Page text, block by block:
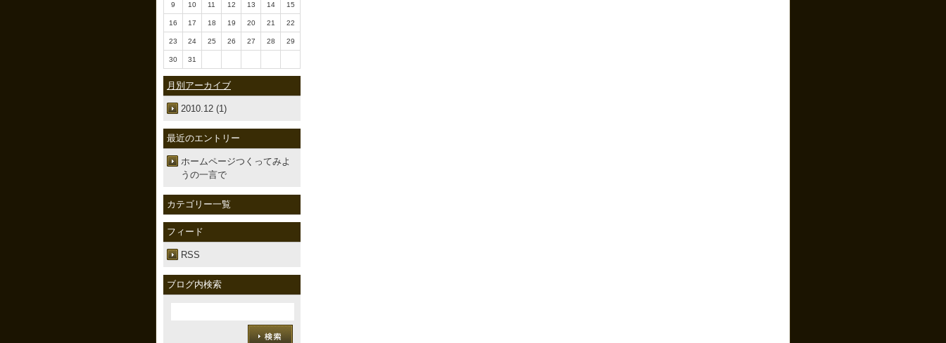
9 10 11 12 13 14 15
16 17 18 19 20 21 22
23 24 25 26 27 28 29
30 31
月別アーカイブ
2010.12 (1)
最近のエントリー
ホームページつくってみよ
うの一言で
カテゴリー一覧
フィード
RSS
ブログ内検索